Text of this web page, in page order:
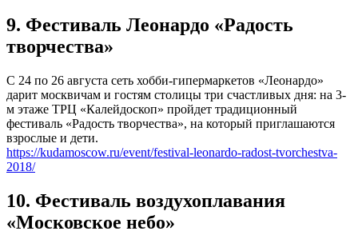
9. Фестиваль Леонардо «Радость
творчества»
С 24 по 26 августа сеть хобби-гипермаркетов «Леонардо»
дарит москвичам и гостям столицы три счастливых дня: на 3-
м этаже ТРЦ «Калейдоскоп» пройдет традиционный
фестиваль «Радость творчества», на который приглашаются
взрослые и дети.
https://kudamoscow.ru/event/festival-leonardo-radost-tvorchestva-
2018/
10. Фестиваль воздухоплавания
«Московское небо»